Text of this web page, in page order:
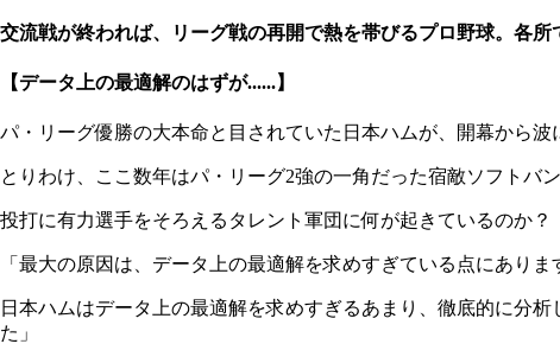
交流戦が終われば、リーグ戦の再開で熱を帯びるプロ野球。各
【データ上の最適解のはずが......】
パ・リーグ優勝の大本命と目されていた日本ハムが、開幕から波
とりわけ、ここ数年はパ・リーグ2強の一角だった宿敵ソフトバ
投打に有力選手をそろえるタレント軍団に何が起きているのか
「最大の原因は、データ上の最適解を求めすぎている点にあり
日本ハムはデータ上の最適解を求めすぎるあまり、徹底的に分
た」